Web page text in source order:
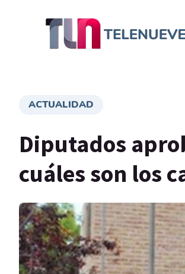
ACTUALIDAD
Diputados
cuáles son los